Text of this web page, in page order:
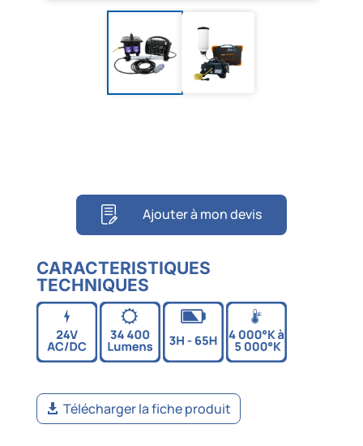
Ajouter à mon devis
CARACTERISTIQUES
TECHNIQUES
Télécharger la fiche produit